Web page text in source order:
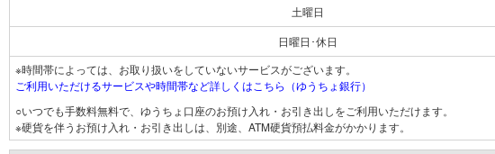
土曜日
日曜日･休日
※時間帯によっては、お取り扱いをしていないサービスがございます。
ご利用いただけるサービスや時間帯など詳しくはこちら（ゆうちょ銀行）
○いつでも手数料無料で、ゆうちょ口座のお預け入れ・お引き出しをご利用いただけます。
※硬貨を伴うお預け入れ・お引き出しは、別途、ATM硬貨預払料金がかかります。